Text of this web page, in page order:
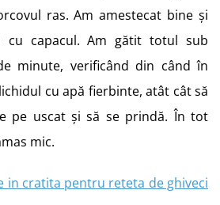
ras. Am amestecat bine și
cu capacul. Am gătit totul sub
minute, verificând din când în
cu apă fierbinte, atât cât să
pe uscat și să se prindă. În tot
mic.